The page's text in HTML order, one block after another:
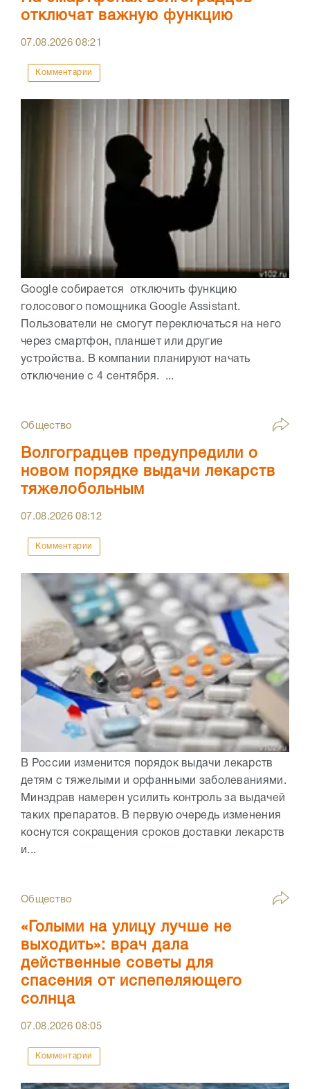
отключат важную функцию
07.08.202608:21
Комментарии
Google собирается отключить функцию
голосового помощника Google Assistant.
Пользователи не смогут переключаться на него
через смартфон, планшет или другие
устройства. В компании планируют начать
отключение с 4 сентября. ...
Общество
Волгоградцев предупредили о
новом порядке выдачи лекарств
тяжелобольным
07.08.202608:12
Комментарии
В России изменится порядок выдачи лекарств
детям с тяжелыми и орфанными заболеваниями.
Минздрав намерен усилить контроль за выдачей
таких препаратов. В первую очередь изменения
коснутся сокращения сроков доставки лекарств
и...
Общество
«Голыми на улицу лучше не
выходить»: врач дала
действенные советы для
спасения от испепеляющего
солнца
07.08.202608:05
Комментарии